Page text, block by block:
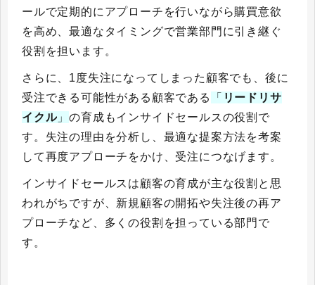
ールで定期的にアプローチを行いながら購買意欲
を高め、最適なタイミングで営業部門に引き継ぐ
役割を担います。
さらに、1度失注になってしまった顧客でも、後に
受注できる可能性がある顧客である
「 リードリサ
イクル 」の育成もインサイドセールスの役割で
す。失注の理由を分析し、最適な提案方法を考案
して再度アプローチをかけ、受注につなげます。
インサイドセールスは顧客の育成が主な役割と思
われがちですが、新規顧客の開拓や失注後の再ア
プローチなど、多くの役割を担っている部門で
す。